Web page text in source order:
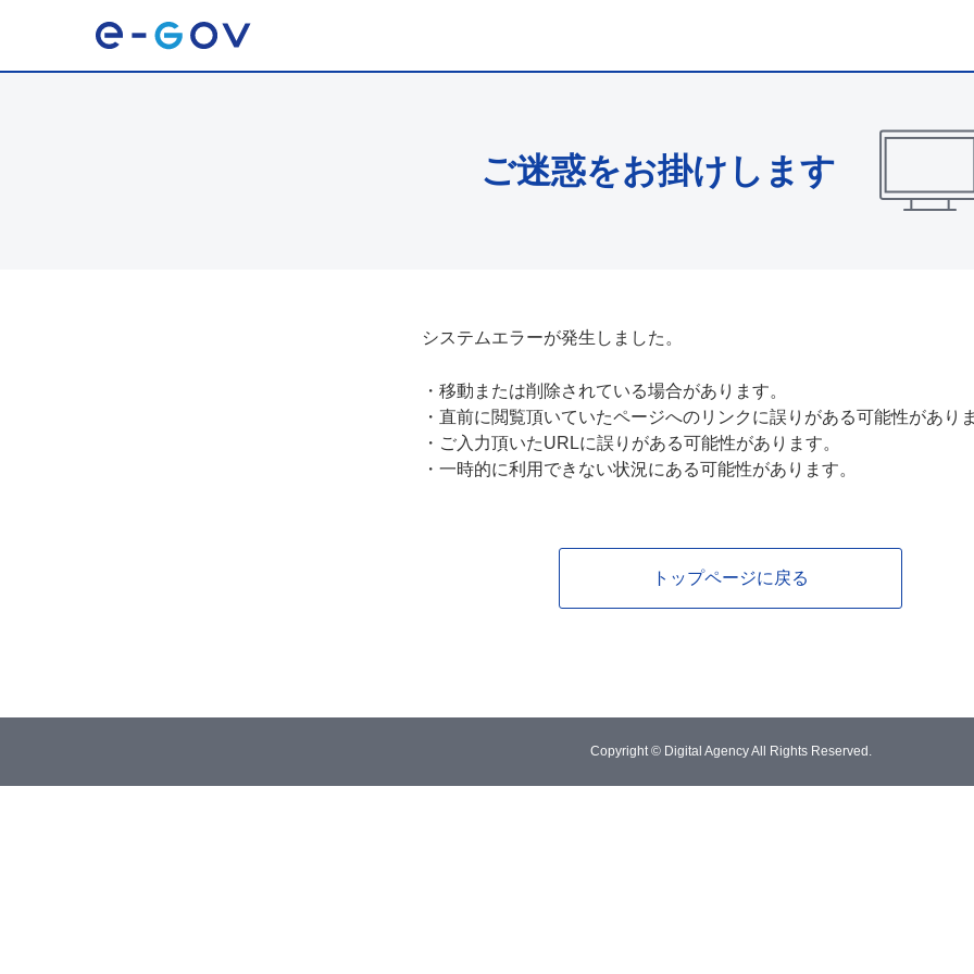
ご迷惑をお掛けします
システムエラーが発生しました。
・ 移動または削除されている場合があります。
・ 直前に閲覧頂いていたページへのリンクに誤りがある可能性があり
・ ご入力頂いたURLに誤りがある可能性があります。
・ 一時的に利用できない状況にある可能性があります。
トップページに戻る
Copyright © Digital Agency All Rights Reserved.